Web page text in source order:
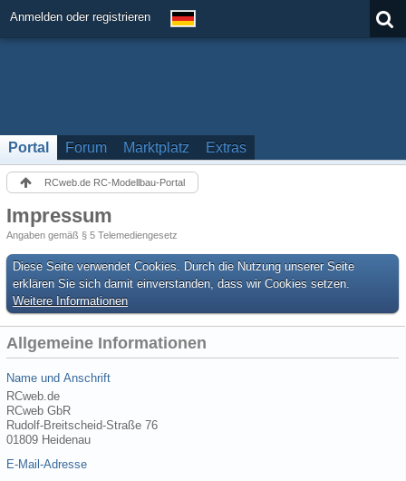
Anmelden oder registrieren
Portal Forum Marktplatz Extras
RCweb.de RC-Modellbau-Portal
Impressum
Angaben gemäß § 5 Telemediengesetz
Diese Seite verwendet Cookies. Durch die Nutzung unserer Seite
erklären Sie sich damit einverstanden, dass wir Cookies setzen.
Weitere Informationen
Allgemeine Informationen
Name und Anschrift
RCweb.de
RCweb GbR
Rudolf-Breitscheid-Straße 76
01809 Heidenau
E-Mail-Adresse